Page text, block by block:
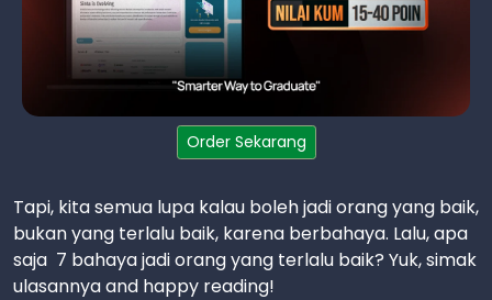
Order Sekarang
Tapi, kita semua lupa kalau boleh jadi orang yang baik,
bukan yang terlalu baik, karena berbahaya. Lalu, apa
saja 7 bahaya jadi orang yang terlalu baik? Yuk, simak
ulasannya and happy reading!